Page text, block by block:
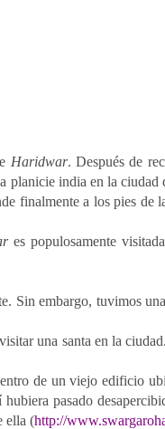
Haridwar. Después de
planicie india en la ciudad
finalmente a los pies de
es populosamente
Sin embargo, tuvimos
una santa en la
de un viejo edificio
pasado
ella (http://